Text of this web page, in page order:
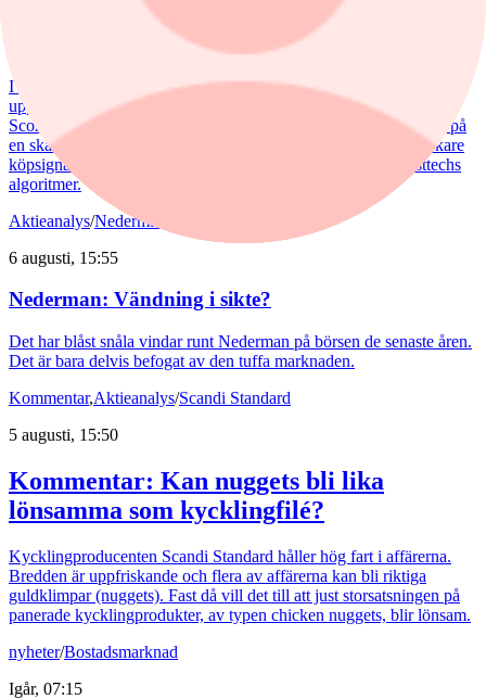
Analytikern: Tre köpvärda
investmentbolag
I den här artikeln lyfter vi fram de tre investmentbolag som i dag
uppvisar den starkaste tekniska bilden enligt vår nya Investtech
Score, som sammanfattar den tekniska bedömningen av en aktie på
en skala från –100 till +100, där högre värden indikerar en starkare
köpsignal och lägre värden en starkare säljsignal enligt Investtechs
algoritmer.
Aktieanalys/Nederman
6 augusti, 15:55
Nederman: Vändning i sikte?
Det har blåst snåla vindar runt Nederman på börsen de senaste åren.
Det är bara delvis befogat av den tuffa marknaden.
Kommentar,Aktieanalys/Scandi Standard
5 augusti, 15:50
Kommentar: Kan nuggets bli lika
lönsamma som kycklingfilé?
Kycklingproducenten Scandi Standard håller hög fart i affärerna.
Bredden är uppfriskande och flera av affärerna kan bli riktiga
guldklimpar (nuggets). Fast då vill det till att just storsatsningen på
panerade kycklingprodukter, av typen chicken nuggets, blir lönsam.
nyheter/Bostadsmarknad
Igår, 07:15